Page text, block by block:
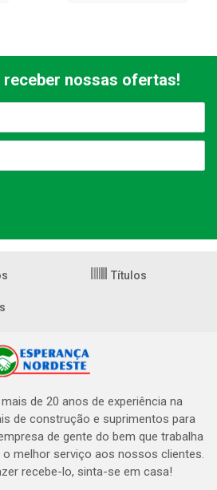
nossas ofertas!
Títulos
de 20 anos de experiência na
de construção e suprimentos para
de gente do bem que trabalha
melhor serviço aos nossos clientes.
recebe-lo, sinta-se em casa!